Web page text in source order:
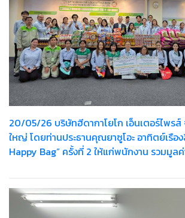
20/05/26 บริษัทฮีดากาโยโก เอ็นเตอร์ไพรส์
ใหญ่ โดยท่านประธานคุณยาซูโอะ อาทิตย์เรืองสิริมอบ “HDK
Happy Bag” ครั้งที่ 2 ให้แก่พนักงาน ร